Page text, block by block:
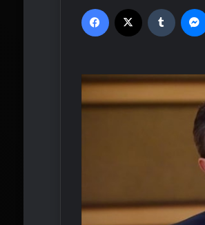
Facebook Tumblr